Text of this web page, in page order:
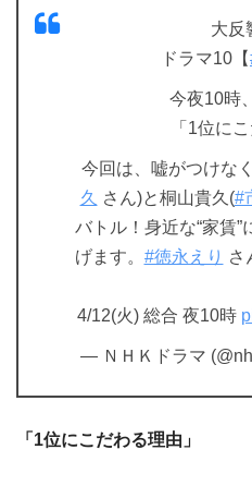
大反
ドラマ10【
今夜10時
「1位に
今回は、嘘がつけな
久 さん)と桐山貴久(#
バトル！身近な“家賃
げます。 #徳永えり さ
4/12(火) 総合 夜10時
— ＮＨＫドラマ
「1位にこだわる理由」